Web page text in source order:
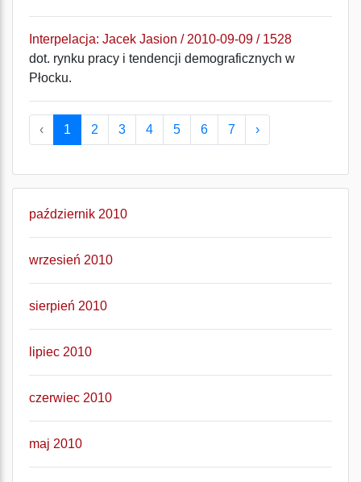
Interpelacja: Jacek Jasion / 2010-09-09 / 1528
dot. rynku pracy i tendencji demograficznych w
Płocku.
‹ 1 2 3 4 5 6 7 ›
październik 2010
wrzesień 2010
sierpień 2010
lipiec 2010
czerwiec 2010
maj 2010